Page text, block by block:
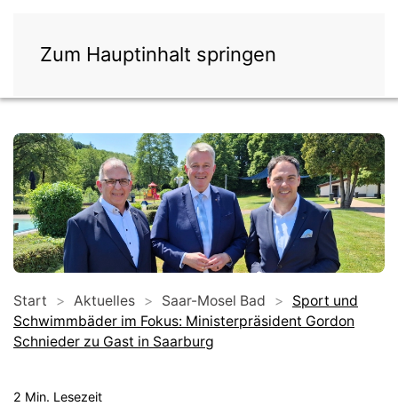
Zum Hauptinhalt springen
Start Aktuelles Saar-Mosel Bad
Sport und
Schwimmbäder im Fokus: Ministerpräsident Gordon
Schnieder zu Gast in Saarburg
2 Min. Lesezeit